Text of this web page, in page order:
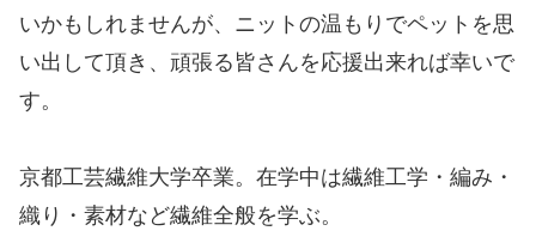
いかもしれませんが、ニットの温もりでペットを思
い出して頂き、頑張る皆さんを応援出来れば幸いで
す。
京都工芸繊維大学卒業。在学中は繊維工学・編み・
織り・素材など繊維全般を学ぶ。